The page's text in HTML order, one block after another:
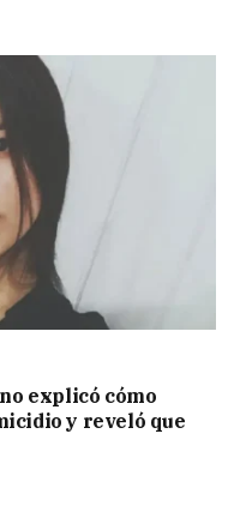
explicó cómo
y reveló que